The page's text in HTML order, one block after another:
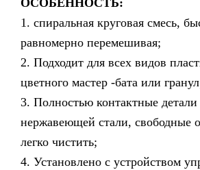
ОСОБЕННОСТЬ:
1. спиральная круговая смесь,
равномерно перемешивая;
2. Подходит для всех видов
цветного мастер -бата или
3. Полностью контактные детали
нержавеющей стали, свободные
легко чистить;
4. Установлено с устройством